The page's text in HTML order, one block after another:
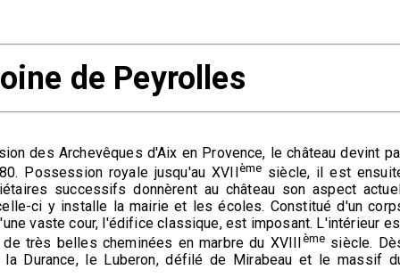
de Peyrolles
des Archevêques d'Aix en Provence, le château devint
Possession royale jusqu'au XVIIème siècle, il est
successifs donnèrent au château son aspect
ci y installe la mairie et les écoles. Constitué d'un
vaste cour, l'édifice classique, est imposant. L'intérieur
très belles cheminées en marbre du XVIII
ème siècle.
Durance, le Luberon, défilé de Mirabeau et le massif